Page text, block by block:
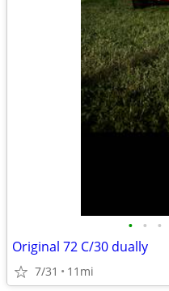
• • •
Original 72 C/30 dually
7/31 11mi